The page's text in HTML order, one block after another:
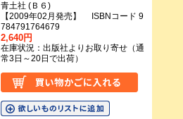
青土社 (Ｂ６)
【2009年02月発売】 ISBNコード 9
784791764679
2,640円
在庫状況：出版社よりお取り寄せ（通
常3日～20日で出荷）